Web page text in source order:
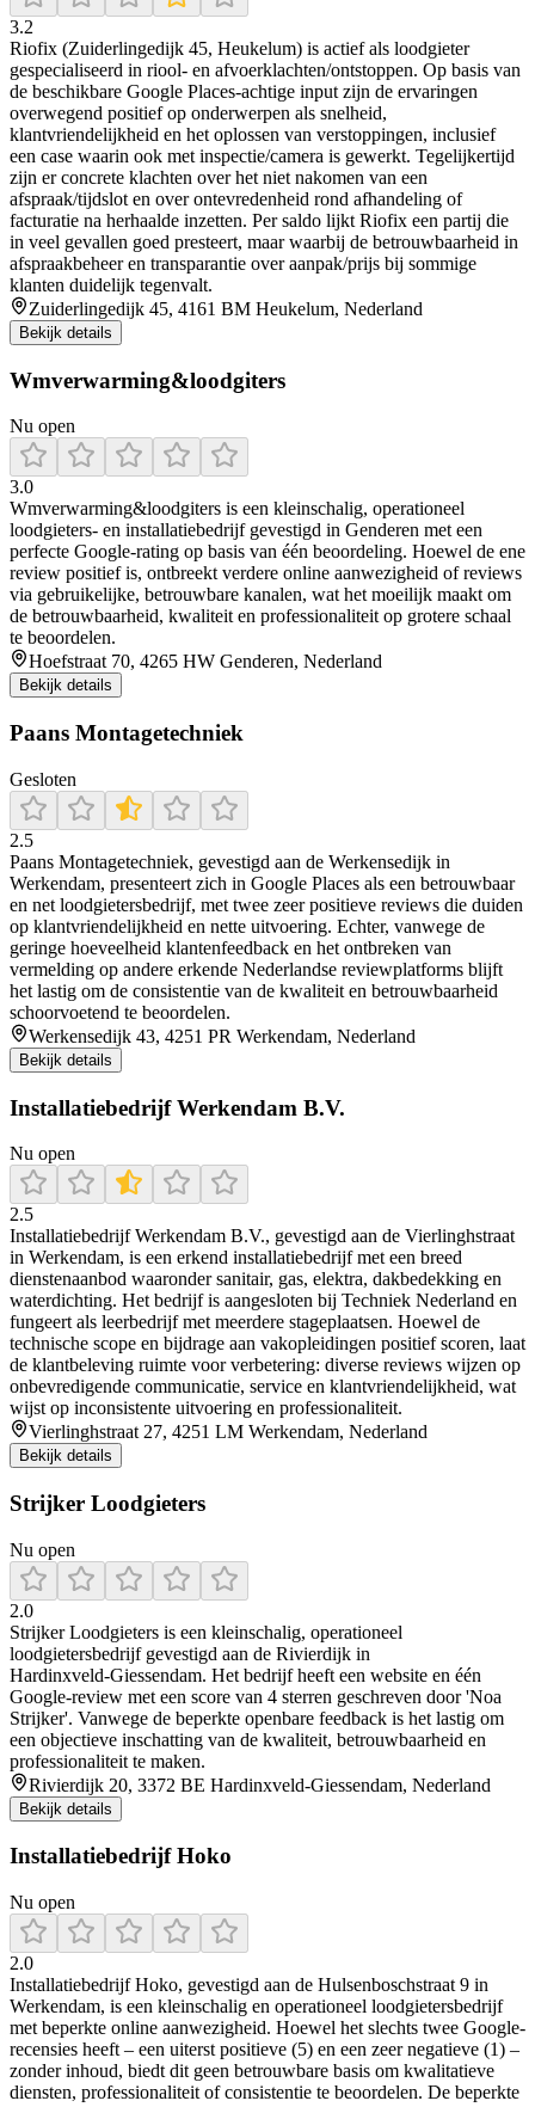
3.2
Riofix (Zuiderlingedijk 45, Heukelum) is actief als loodgieter
gespecialiseerd in riool- en afvoerklachten/ontstoppen. Op basis van
de beschikbare Google Places-achtige input zijn de ervaringen
overwegend positief op onderwerpen als snelheid,
klantvriendelijkheid en het oplossen van verstoppingen, inclusief
een case waarin ook met inspectie/camera is gewerkt. Tegelijkertijd
zijn er concrete klachten over het niet nakomen van een
afspraak/tijdslot en over ontevredenheid rond afhandeling of
facturatie na herhaalde inzetten. Per saldo lijkt Riofix een partij die
in veel gevallen goed presteert, maar waarbij de betrouwbaarheid in
afspraakbeheer en transparantie over aanpak/prijs bij sommige
klanten duidelijk tegenvalt.
Zuiderlingedijk 45, 4161 BM Heukelum, Nederland
Bekijk details
Wmverwarming&loodgiters
Nu open
3.0
Wmverwarming&loodgiters is een kleinschalig, operationeel
loodgieters- en installatiebedrijf gevestigd in Genderen met een
perfecte Google-rating op basis van één beoordeling. Hoewel de ene
review positief is, ontbreekt verdere online aanwezigheid of reviews
via gebruikelijke, betrouwbare kanalen, wat het moeilijk maakt om
de betrouwbaarheid, kwaliteit en professionaliteit op grotere schaal
te beoordelen.
Hoefstraat 70, 4265 HW Genderen, Nederland
Bekijk details
Paans Montagetechniek
Gesloten
2.5
Paans Montagetechniek, gevestigd aan de Werkensedijk in
Werkendam, presenteert zich in Google Places als een betrouwbaar
en net loodgietersbedrijf, met twee zeer positieve reviews die duiden
op klantvriendelijkheid en nette uitvoering. Echter, vanwege de
geringe hoeveelheid klantenfeedback en het ontbreken van
vermelding op andere erkende Nederlandse reviewplatforms blijft
het lastig om de consistentie van de kwaliteit en betrouwbaarheid
schoorvoetend te beoordelen.
Werkensedijk 43, 4251 PR Werkendam, Nederland
Bekijk details
Installatiebedrijf Werkendam B.V.
Nu open
2.5
Installatiebedrijf Werkendam B.V., gevestigd aan de Vierlinghstraat
in Werkendam, is een erkend installatiebedrijf met een breed
dienstenaanbod waaronder sanitair, gas, elektra, dakbedekking en
waterdichting. Het bedrijf is aangesloten bij Techniek Nederland en
fungeert als leerbedrijf met meerdere stageplaatsen. Hoewel de
technische scope en bijdrage aan vakopleidingen positief scoren, laat
de klantbeleving ruimte voor verbetering: diverse reviews wijzen op
onbevredigende communicatie, service en klantvriendelijkheid, wat
wijst op inconsistente uitvoering en professionaliteit.
Vierlinghstraat 27, 4251 LM Werkendam, Nederland
Bekijk details
Strijker Loodgieters
Nu open
2.0
Strijker Loodgieters is een kleinschalig, operationeel
loodgietersbedrijf gevestigd aan de Rivierdijk in
Hardinxveld‑Giessendam. Het bedrijf heeft een website en één
Google‑review met een score van 4 sterren geschreven door 'Noa
Strijker'. Vanwege de beperkte openbare feedback is het lastig om
een objectieve inschatting van de kwaliteit, betrouwbaarheid en
professionaliteit te maken.
Rivierdijk 20, 3372 BE Hardinxveld-Giessendam, Nederland
Bekijk details
Installatiebedrijf Hoko
Nu open
2.0
Installatiebedrijf Hoko, gevestigd aan de Hulsenboschstraat 9 in
Werkendam, is een kleinschalig en operationeel loodgietersbedrijf
met beperkte online aanwezigheid. Hoewel het slechts twee Google-
recensies heeft – een uiterst positieve (5) en een zeer negatieve (1) –
zonder inhoud, biedt dit geen betrouwbare basis om kwalitatieve
diensten, professionaliteit of consistentie te beoordelen. De beperkte